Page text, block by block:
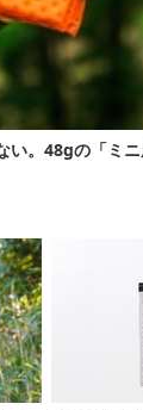
い。48gの「ミ